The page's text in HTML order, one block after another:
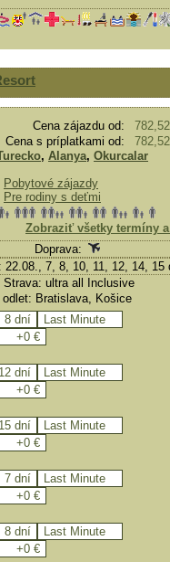
Cena zájazdu od:
Cena s príplatkami od:
, Alanya, Okurcalar
Pobytové zájazdy
Pre rodiny s deťmi
Zobraziť všetky termíny
Doprava:
22.08., 7, 8, 10, 11, 12, 14, 15
Strava: ultra all Inclusive
odlet: Bratislava, Košice
8 dní
Last Minute
+0 €
12 dní
Last Minute
+0 €
15 dní
Last Minute
+0 €
7 dní
Last Minute
+0 €
8 dní
Last Minute
+0 €